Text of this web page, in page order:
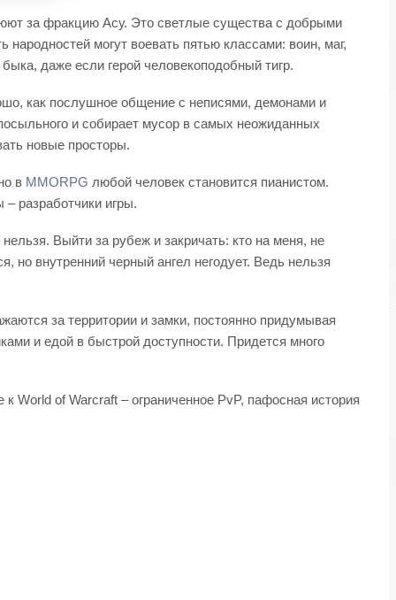
за фракцию Асу. Это светлые существа с добрыми
могут воевать пятью классами: воин, маг,
даже если герой человекоподобный тигр.
как послушное общение с неписями, демонами и
и собирает мусор в самых неожиданных
новые просторы.
в MMORPG любой человек становится пианистом.
разработчики игры.
Выйти за рубеж и закричать: кто на меня, не
но внутренний черный ангел негодует. Ведь нельзя
за территории и замки, постоянно придумывая
и едой в быстрой доступности. Придется много
World of Warcraft – ограниченное PvP, пафосная история